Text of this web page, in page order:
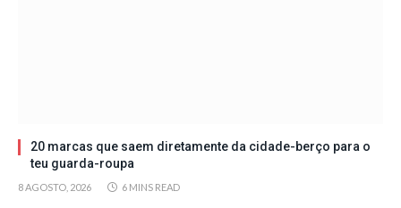
20 marcas que saem diretamente da cidade-berço para o
teu guarda-roupa
8 AGOSTO, 2026 6 MINS READ